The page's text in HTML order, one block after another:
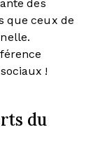
des
que ceux de
!
du